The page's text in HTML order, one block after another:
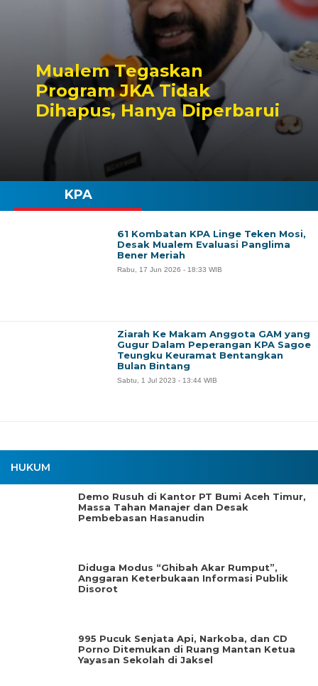
Mualem Tegaskan
Program JKA Tidak
Dihapus, Hanya Diperbarui
HUKUM
Demo Rusuh di Kantor PT Bumi Aceh Timur,
Massa Tahan Manajer dan Desak
Pembebasan Hasanudin
Diduga Modus “Ghibah Akar Rumput”,
Anggaran Keterbukaan Informasi Publik
Disorot
995 Pucuk Senjata Api, Narkoba, dan CD
Porno Ditemukan di Ruang Mantan Ketua
Yayasan Sekolah di Jaksel
KPA
61 Kombatan KPA Linge Teken Mosi,
Desak Mualem Evaluasi Panglima
Bener Meriah
Rabu, 17 Jun 2026 - 18:33 WIB
Ziarah Ke Makam Anggota GAM yang
Gugur Dalam Peperangan KPA Sagoe
Teungku Keuramat Bentangkan
Bulan Bintang
Sabtu, 1 Jul 2023 - 13:44 WIB